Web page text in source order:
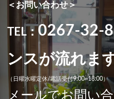
＜お問い合わせ＞
TEL： 0267-32-
ンスが流れま
（日曜水曜定休/電話受付9:00~18:00）
メールでお問い